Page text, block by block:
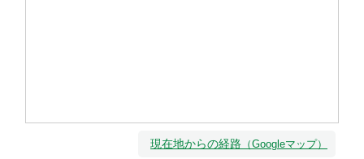
現在地からの経路 （Googleマップ）